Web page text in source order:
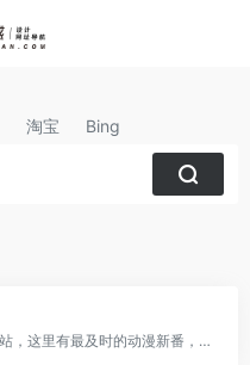
淘宝 Bing
bilibili是国内知名的视频弹幕网站，这里有最及时的动漫新番，最棒的ACG氛围，最有创意的Up主。大家可以在这里找到许多欢乐。